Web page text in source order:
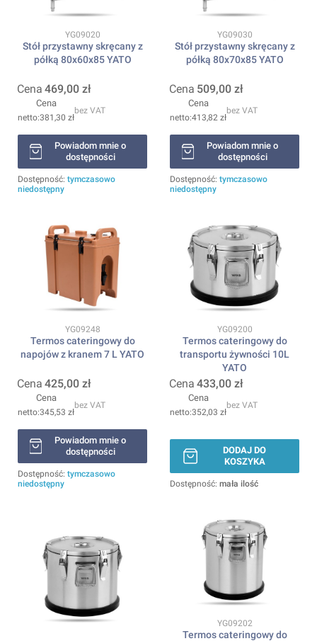
Kod produktu
YG09020
Stół przystawny skręcany z
półką 80x60x85 YATO
Cena 469,00 zł
Cena
381,30 zł
bez VAT
Powiadom mnie o
dostępności
Dostępność: tymczasowo
niedostępny
Kod produktu
YG09030
Stół przystawny skręcany z
półką 80x70x85 YATO
Cena 509,00 zł
Cena
413,82 zł
bez VAT
Powiadom mnie o
dostępności
Dostępność: tymczasowo
niedostępny
Kod produktu
YG09248
Termos cateringowy do
napojów z kranem 7 L YATO
Cena 425,00 zł
Cena
345,53 zł
bez VAT
Powiadom mnie o
dostępności
Dostępność: tymczasowo
niedostępny
Kod produktu
YG09200
Termos cateringowy do
transportu żywności 10L
YATO
Cena 433,00 zł
Cena
352,03 zł
bez VAT
DODAJ DO
KOSZYKA
Dostępność: mała ilość
Kod produktu
YG09202
Termos cateringowy do